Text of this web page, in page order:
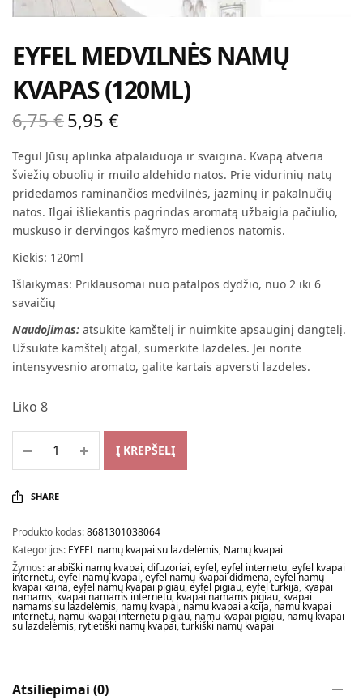
EYFEL MEDVILNĖS NAMŲ
KVAPAS (120ML)
6,75€ Original
was:
6,75 €.
5,95€
5,95 €.
Tegul Jūsų aplinka atpalaiduoja ir svaigina. Kvapą atveria
šviežių obuolių ir muilo aldehido natos. Prie vidurinių natų
pridedamos raminančios medvilnės, jazminų ir pakalnučių
natos. Ilgai išliekantis pagrindas aromatą užbaigia pačiulio,
muskuso ir dervingos kašmyro medienos natomis.
Kiekis: 120ml
Išlaikymas: Priklausomai nuo patalpos dydžio, nuo 2 iki 6
savaičių
Naudojimas:atsukite kamštelį ir nuimkite apsauginį dangtelį.
Užsukite kamštelį atgal, sumerkite lazdeles. Jei norite
intensyvesnio aromato, galite kartais apversti lazdeles.
Liko 8
Į KREPŠELĮ
SHARE
Produkto kodas:8681301038064
Kategorijos: EYFEL namų kvapai su lazdelėmis, Namų kvapai
Žymos:arabiški namų kvapai,difuzoriai,eyfel,eyfel internetu,eyfel kvapai
internetu,eyfel namų kvapai,eyfel namų kvapai didmena,eyfel namų
kvapai kaina,eyfel namų kvapai pigiau,eyfel pigiau,eyfel turkija, kvapai
namams, kvapai namams internetu, kvapai namams pigiau, kvapai
namams su lazdelėmis, namų kvapai, namu kvapai akcija, namu kvapai
internetu, namu kvapai internetu pigiau, namu kvapai pigiau, namų kvapai
su lazdelėmis, rytietiški namų kvapai,turkiški namų kvapai
Atsiliepimai (0)